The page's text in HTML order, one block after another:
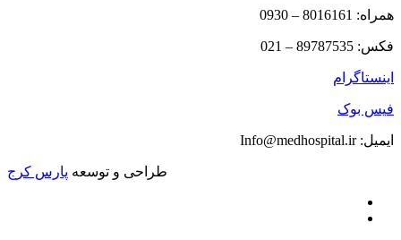
همراه: 8016161 – 0930
فکس: 89787535 – 021
اینستاگرام
فیس بوک
ایمیل: Info@medhospital.ir
طراحی و توسعه پارس کرج